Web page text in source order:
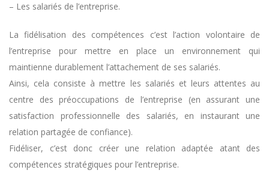
– Les salariés de l’entreprise.
La fidélisation des compétences c’est l’action volontaire de
l’entreprise pour mettre en place un environnement qui
maintienne durablement l’attachement de ses salariés.
Ainsi, cela consiste à mettre les salariés et leurs attentes au
centre des préoccupations de l’entreprise (en assurant une
satisfaction professionnelle des salariés, en instaurant une
relation partagée de confiance).
Fidéliser, c’est donc créer une relation adaptée atant des
compétences stratégiques pour l’entreprise.